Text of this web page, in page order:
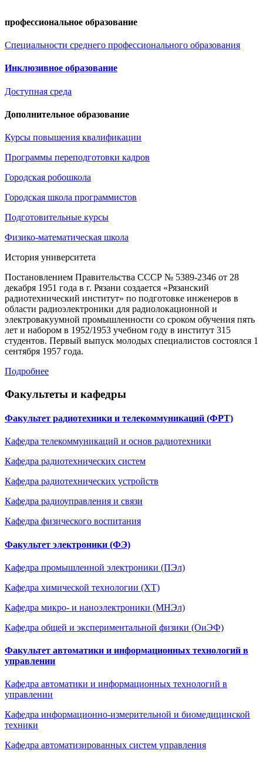
профессиональное образование
Специальности среднего профессионального образования
Инклюзивное образование
Доступная среда
Дополнительное образование
Курсы повышения квалификации
Программы переподготовки кадров
Городская робошкола
Городская школа программистов
Подготовительные курсы
Физико-математическая школа
История университета
Постановлением Правительства СССР № 5389-2346 от 28
декабря 1951 года в г. Рязани создается «Рязанский
радиотехнический институт» по подготовке инженеров в
области радиоэлектроники для радиолокационной и
электровакуумной промышленности со сроком обучения пять
лет и набором в 1952/1953 учебном году в институт 315
студентов. Первый выпуск молодых специалистов состоялся 1
сентября 1957 года.
Подробнее
Факультеты и кафедры
Факультет радиотехники и телекоммуникаций (ФРТ)
Кафедра телекоммуникаций и основ радиотехники
Кафедра радиотехнических систем
Кафедра радиотехническиx устройств
Кафедра радиоуправления и связи
Кафедра физического воспитания
Факультет электроники (ФЭ)
Кафедра промышленной электроники (ПЭл)
Кафедра химической технологии (ХТ)
Кафедра микро- и наноэлектроники (МНЭл)
Кафедра общей и экспериментальной физики (ОиЭФ)
Факультет автоматики и информационных технологий в
управлении
Кафедра автоматики и информационных технологий в
управлении
Кафедра информационно-измерительной и биомедицинской
техники
Кафедра автоматизированных систем управления